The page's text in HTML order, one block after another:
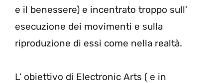
e il benessere) e incentrato troppo sull’
esecuzione dei movimenti e sulla
riproduzione di essi come nella realtà.
L’ obiettivo di Electronic Arts ( e in